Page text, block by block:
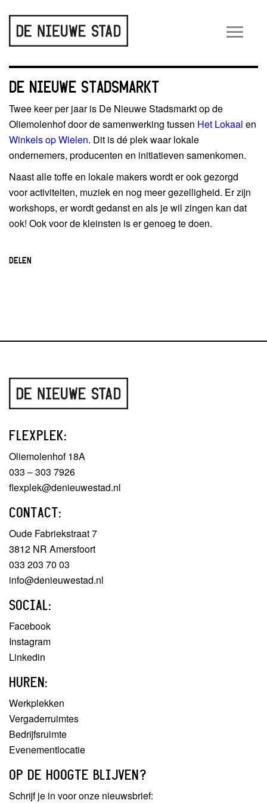
DE NIEUWE STADSMARKT
Twee keer per jaar is De Nieuwe Stadsmarkt op de
Oliemolenhof door de samenwerking tussen Het Lokaal en
Winkels op Wielen. Dit is dé plek waar lokale
ondernemers, producenten en initiatieven samenkomen.
Naast alle toffe en lokale makers wordt er ook gezorgd
voor activiteiten, muziek en nog meer gezelligheid. Er zijn
workshops, er wordt gedanst en als je wil zingen kan dat
ook! Ook voor de kleinsten is er genoeg te doen.
DELEN
FLEXPLEK:
Oliemolenhof 18A
033 – 303 7926
flexplek@denieuwestad.nl
CONTACT:
Oude Fabriekstraat 7
3812 NR Amersfoort
033 203 70 03
info@denieuwestad.nl
SOCIAL:
Facebook
Instagram
Linkedin
HUREN:
Werkplekken
Vergaderruimtes
Bedrijfsruimte
Evenementlocatie
OP DE HOOGTE BLIJVEN?
Schrijf je in voor onze nieuwsbrief: